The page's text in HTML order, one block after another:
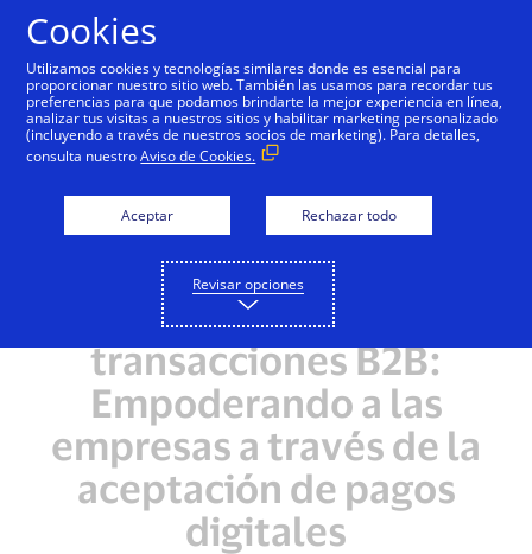
Avanzan las
transacciones B2B:
Empoderando a las
empresas a través de la
aceptación de pagos
digitales
Cookies
Utilizamos cookies y tecnologías similares donde es esencial para
proporcionar nuestro sitio web. También las usamos para recordar tus
preferencias para que podamos brindarte la mejor experiencia en línea,
analizar tus visitas a nuestros sitios y habilitar marketing personalizado
(incluyendo a través de nuestros socios de marketing). Para detalles,
consulta nuestroAviso de Cookies.
Aceptar Rechazar todo
Revisar opciones